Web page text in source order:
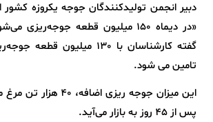
دبیر انجمن تولیدکنندگان جوجه یکروزه
«در دیماه 150 میلیون قطعه
گفته کارشناسان با 130
تامین می شود.
این میزان جوجه ریزی
پس از 45 روز به بازار می‌آید.